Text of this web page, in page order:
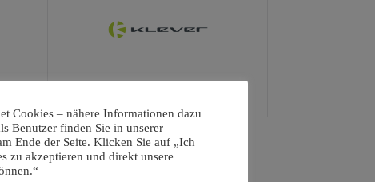
Cookies – nähere Informationen dazu
Benutzer finden Sie in unserer
Ende der Seite. Klicken Sie auf „Ich
zu akzeptieren und direkt unsere